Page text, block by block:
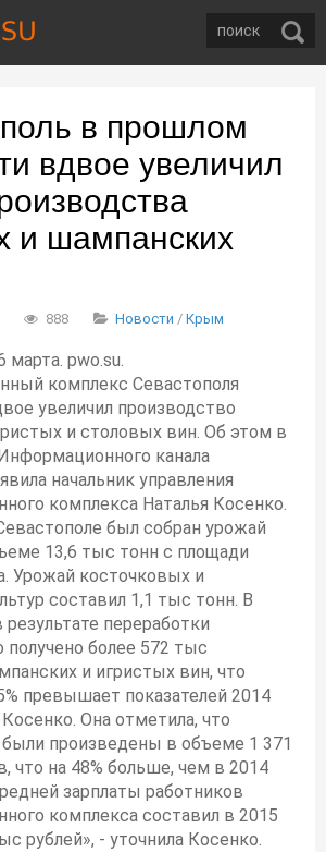
в прошлом
вдвое увеличил
и шампанских
888 Новости / Крым
марта. pwo.su.
комплекс Севастополя
увеличил производство
и столовых вин. Об этом в
канала
начальник управления
комплекса Наталья Косенко.
был собран урожай
13,6 тыс тонн с площади
Урожай косточковых и
составил 1,1 тыс тонн. В
переработки
получено более 572 тыс
и игристых вин, что
превышает показателей 2014
Косенко. Она отметила, что
произведены в объеме 1 371
что на 48% больше, чем в 2014
зарплаты работников
комплекса составил в 2015
рублей», - уточнила Косенко.